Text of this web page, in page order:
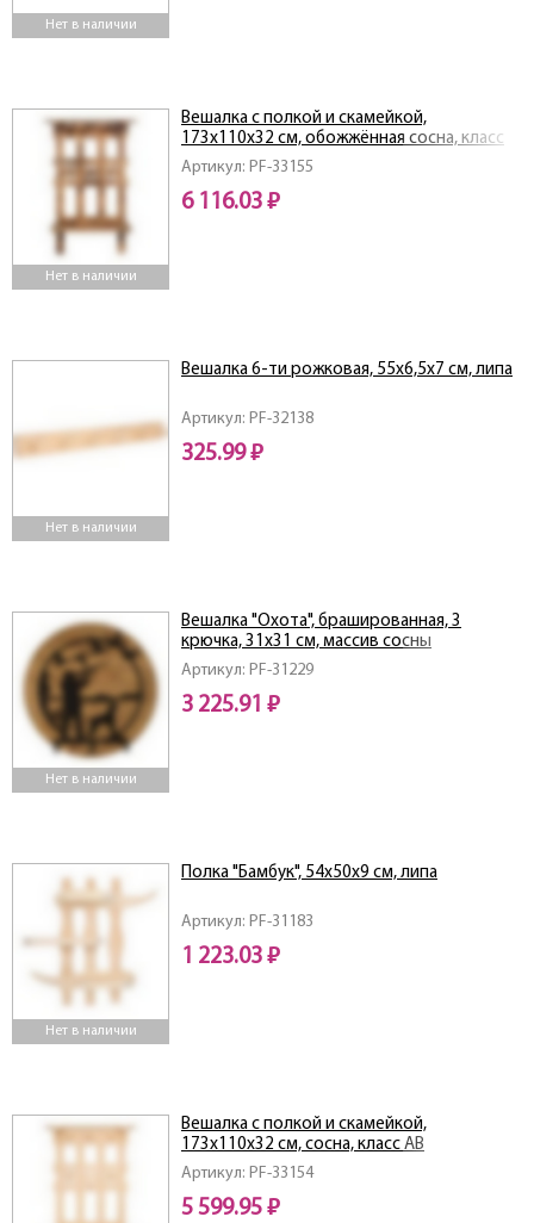
Нет в наличии
Нет в наличии
Артикул: PF-33155
Вешалка с полкой и скамейкой,
173х110х32 см, обожжённая сосна, класс
АВ
6 116.03 ₽
Нет в наличии
Артикул: PF-32138
Вешалка 6-ти рожковая, 55х6,5х7 см, липа
325.99 ₽
Нет в наличии
Артикул: PF-31229
Вешалка "Охота", брашированная, 3
крючка, 31х31 см, массив сосны
3 225.91 ₽
Нет в наличии
Артикул: PF-31183
Полка "Бамбук", 54х50х9 см, липа
1 223.03 ₽
Артикул: PF-33154
Вешалка с полкой и скамейкой,
173х110х32 см, сосна, класс АB
5 599.95 ₽